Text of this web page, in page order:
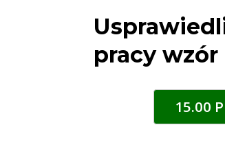
Nieprawidłowości w umowach
Ubiegamy się o mieszkanie z TBS [poradnik] KROK po
pracy wzór
15.00